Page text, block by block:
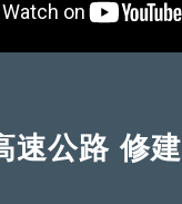
速公路 修